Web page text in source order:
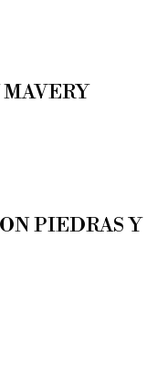
PIEDRAS Y